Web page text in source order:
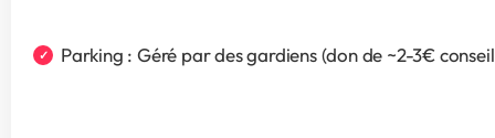
Parking : Géré par des gardiens (don de ~2-3€